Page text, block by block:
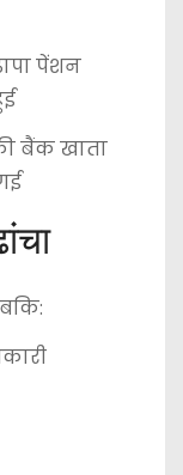
पेंशन
बैंक खाता